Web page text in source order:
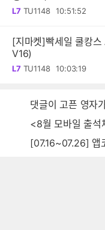
L7 TU1148 10:51:52
[지마켓]빡세일 쿨캉
V16)
L7 TU1148 10:03:19
댓글이 고픈 영자
<8월 모바일 출석
[07.16~07.26] 앱코